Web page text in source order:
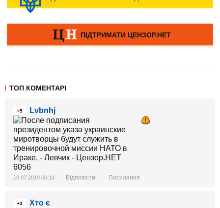
ТОП КОМЕНТАРІ
+5 Lvbnhj
10.07.2019 06:14 Відповісти Посилання
+3
Хто є